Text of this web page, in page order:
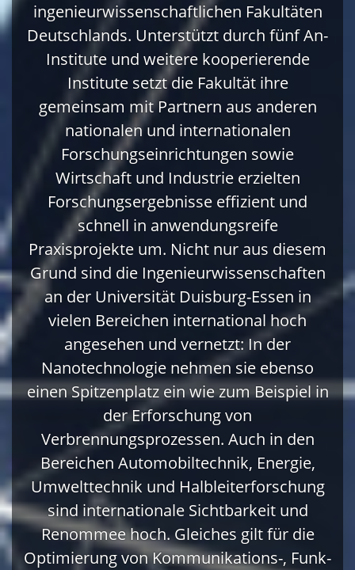
ingenieurwissenschaftlichen Fakultäten
Deutschlands. Unterstützt durch fünf An-
Institute und weitere kooperierende
Institute setzt die Fakultät ihre
gemeinsam mit Partnern aus anderen
nationalen und internationalen
Forschungseinrichtungen sowie
Wirtschaft und Industrie erzielten
Forschungsergebnisse effizient und
schnell in anwendungsreife
Praxisprojekte um. Nicht nur aus diesem
Grund sind die Ingenieurwissenschaften
an der Universität Duisburg-Essen in
vielen Bereichen international hoch
angesehen und vernetzt: In der
Nanotechnologie nehmen sie ebenso
einen Spitzenplatz ein wie zum Beispiel in
der Erforschung von
Verbrennungsprozessen. Auch in den
Bereichen Automobiltechnik, Energie,
Umwelttechnik und Halbleiterforschung
sind internationale Sichtbarkeit und
Renommee hoch. Gleiches gilt für die
Optimierung von Kommunikations-, Funk-